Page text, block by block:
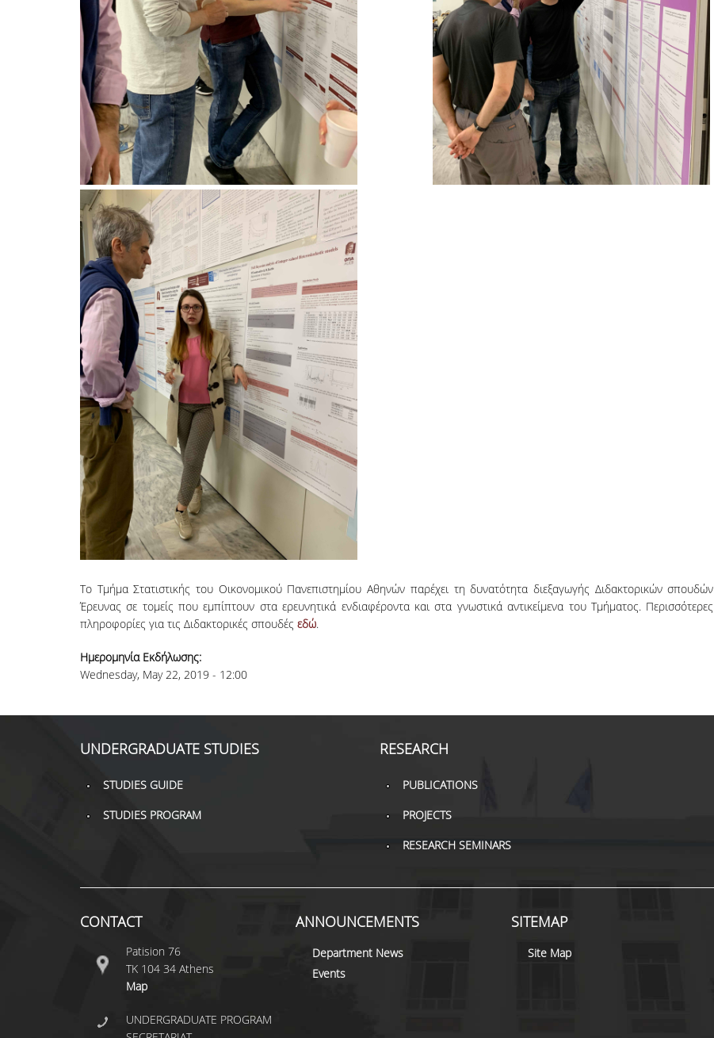
Το Τμήμα Στατιστικής του Οικονομικού Πανεπιστημίου Αθηνών παρέχει τη δυνατότητα διεξαγωγής Διδακτορικών σπουδών
Έρευνας σε τομείς που εμπίπτουν στα ερευνητικά ενδιαφέροντα και στα γνωστικά αντικείμενα του Τμήματος. Περισσότερες
πληροφορίες για τις Διδακτορικές σπουδές εδώ.
Ημερομηνία Εκδήλωσης:
Wednesday, May 22, 2019 - 12:00
UNDERGRADUATE STUDIES
STUDIES GUIDE
STUDIES PROGRAM
RESEARCH
PUBLICATIONS
PROJECTS
RESEARCH SEMINARS
CONTACT
Patision 76
ΤΚ 104 34 Athens
Map
UNDERGRADUATE PROGRAM
ANNOUNCEMENTS
Department News
Events
SITEMAP
Site Map